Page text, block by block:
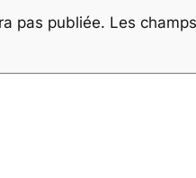
pas publiée. Les